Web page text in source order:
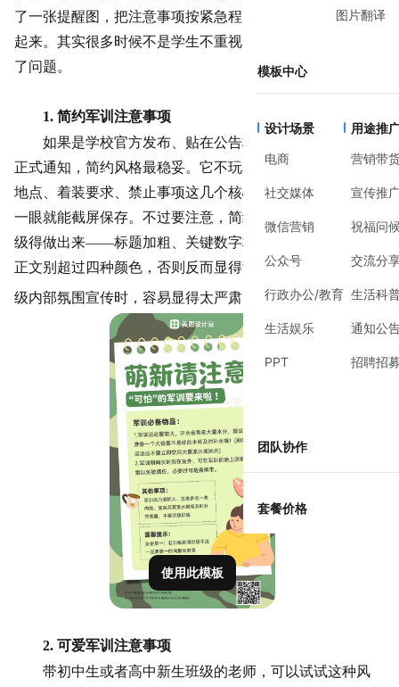
图片翻译
模板中心
设计场景
电商
社交媒体
微信营销
公众号
行政办公/教育
生活娱乐
PPT
用途推
营销带
宣传推
祝福问
交流分
生活科
通知公
招聘招
团队协作
套餐价格
了一张提醒图，把注意事项按紧急程度排了序，他才认真看
起来。其实很多时候不是学生不重视，而是信息呈现方式出
了问题。
1. 简约军训注意事项
如果是学校官方发布、贴在公告栏或者发在家长群里的
正式通知，简约风格最稳妥。它不玩花哨的，直接把时间、
地点、着装要求、禁止事项这几个核心板块摆清楚，家长扫
一眼就能截屏保存。不过要注意，简约不等于简陋，信息层
级得做出来——标题加粗、关键数字标红、行距留足。建议
正文别超过四种颜色，否则反而显得乱。不太建议用在做班
级内部氛围宣传时，容易显得太严肃。
使用此模板
2. 可爱军训注意事项
带初中生或者高中新生班级的老师，可以试试这种风